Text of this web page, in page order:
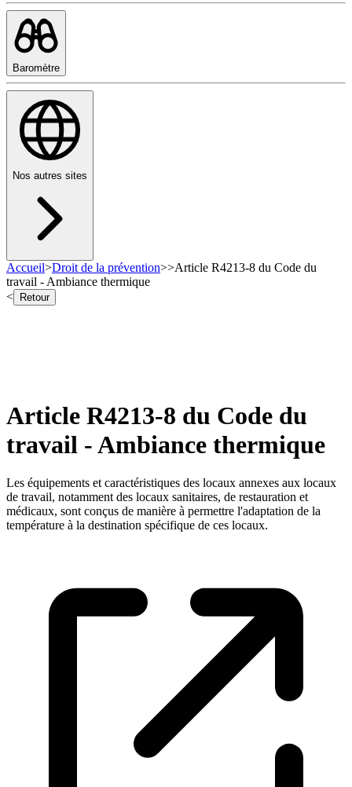
Baromètre
Nos autres sites
Accueil>Droit de la prévention>>Article R4213-8 du Code du
travail - Ambiance thermique
<
Retour
Article R4213-8 du Code du
travail - Ambiance thermique
Les équipements et caractéristiques des locaux annexes aux locaux
de travail, notamment des locaux sanitaires, de restauration et
médicaux, sont conçus de manière à permettre l'adaptation de la
température à la destination spécifique de ces locaux.